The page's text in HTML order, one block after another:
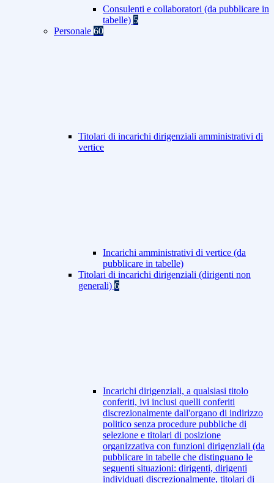
Consulenti e collaboratori (da pubblicare in
tabelle) 5
Personale 60
Titolari di incarichi dirigenziali amministrativi di
vertice
Incarichi amministrativi di vertice (da
pubblicare in tabelle)
Titolari di incarichi dirigenziali (dirigenti non
generali) 6
Incarichi dirigenziali, a qualsiasi titolo
conferiti, ivi inclusi quelli conferiti
discrezionalmente dall'organo di indirizzo
politico senza procedure pubbliche di
selezione e titolari di posizione
organizzativa con funzioni dirigenziali (da
pubblicare in tabelle che distinguano le
seguenti situazioni: dirigenti, dirigenti
individuati discrezionalmente, titolari di